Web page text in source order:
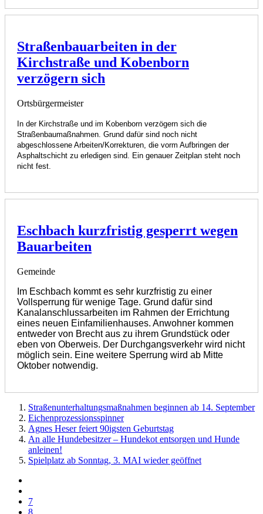
Straßenbauarbeiten in der
Kirchstraße und Kobenborn
verzögern sich
Ortsbürgermeister
In der Kirchstraße und im Kobenborn verzögern sich die
Straßenbaumaßnahmen. Grund dafür sind noch nicht
abgeschlossene Arbeiten/Korrekturen, die vorm Aufbringen der
Asphaltschicht zu erledigen sind. Ein genauer Zeitplan steht noch
nicht fest.
Eschbach kurzfristig gesperrt wegen
Bauarbeiten
Gemeinde
Im Eschbach kommt es sehr kurzfristig zu einer
Vollsperrung für wenige Tage. Grund dafür sind
Kanalanschlussarbeiten im Rahmen der Errichtung
eines neuen Einfamilienhauses. Anwohner kommen
entweder von Brecht aus zu ihrem Grundstück oder
eben von Oberweis. Der Durchgangsverkehr wird nicht
möglich sein. Eine weitere Sperrung wird ab Mitte
Oktober notwendig.
Straßenunterhaltungsmaßnahmen beginnen ab 14. September
Eichenprozessionsspinner
Agnes Heser feiert 90igsten Geburtstag
An alle Hundebesitzer – Hundekot entsorgen und Hunde
anleinen!
Spielplatz ab Sonntag, 3. MAI wieder geöffnet
7
8